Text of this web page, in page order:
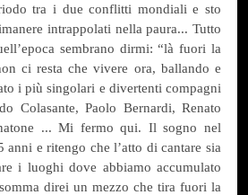
tra i due conflitti mondiali e sto
intrappolati nella paura... Tutto
sembrano dirmi: “là fuori la
ci resta che vivere ora, ballando e
i più singolari e divertenti compagni
Colasante, Paolo Bernardi, Renato
... Mi fermo qui. Il sogno nel
e ritengo che l’atto di cantare sia
i luoghi dove abbiamo accumulato
direi un mezzo che tira fuori la